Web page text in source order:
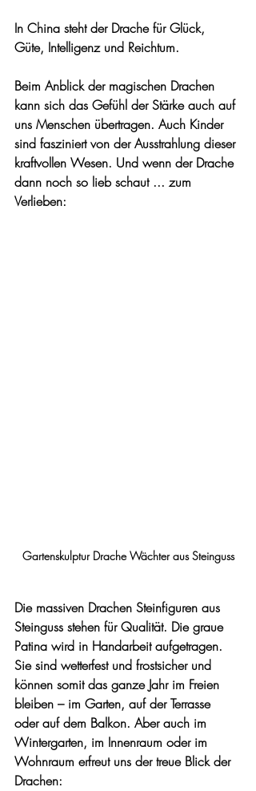
In China steht der Drache für Glück,
Güte, Intelligenz und Reichtum.
Beim Anblick der magischen Drachen
kann sich das Gefühl der Stärke auch auf
uns Menschen übertragen. Auch Kinder
sind fasziniert von der Ausstrahlung dieser
kraftvollen Wesen. Und wenn der Drache
dann noch so lieb schaut ... zum
Verlieben:
Gartenskulptur Drache Wächter aus Steinguss
Die massiven Drachen Steinfiguren aus
Steinguss stehen für Qualität. Die graue
Patina wird in Handarbeit aufgetragen.
Sie sind wetterfest und frostsicher und
können somit das ganze Jahr im Freien
bleiben – im Garten, auf der Terrasse
oder auf dem Balkon. Aber auch im
Wintergarten, im Innenraum oder im
Wohnraum erfreut uns der treue Blick der
Drachen: